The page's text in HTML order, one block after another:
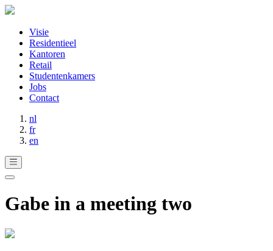
Visie
Residentieel
Kantoren
Retail
Studentenkamers
Jobs
Contact
nl
fr
en
Gabe in a meeting two